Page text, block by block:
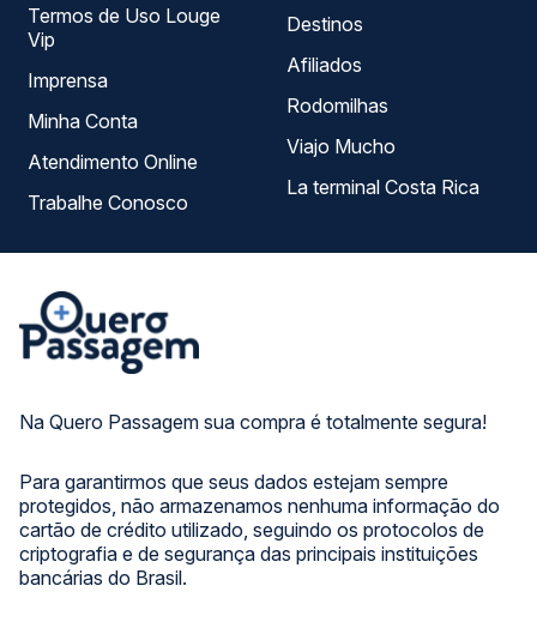
Na Quero Passagem sua compra é totalmente segura!
Para garantirmos que seus dados estejam sempre
protegidos, não armazenamos nenhuma informação do
cartão de crédito utilizado, seguindo os protocolos de
criptografia e de segurança das principais instituições
bancárias do Brasil.
Termos de Uso Louge
Vip
Imprensa
Minha Conta
Atendimento Online
Trabalhe Conosco
Destinos
Afiliados
Rodomilhas
Viajo Mucho
La terminal Costa Rica